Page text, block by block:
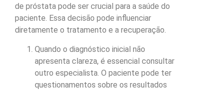
de próstata pode ser crucial para a saúde do
paciente. Essa decisão pode influenciar
diretamente o tratamento e a recuperação.
Quando o diagnóstico inicial não
apresenta clareza, é essencial consultar
outro especialista. O paciente pode ter
questionamentos sobre os resultados